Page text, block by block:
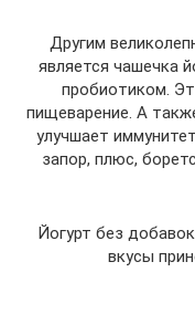
Другим
является чашечка
пробиотиком.
пищеварение. А
улучшает
запор, плюс,
Йогурт без
вкусы